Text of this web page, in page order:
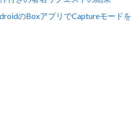
のBoxアプリでCaptureモード